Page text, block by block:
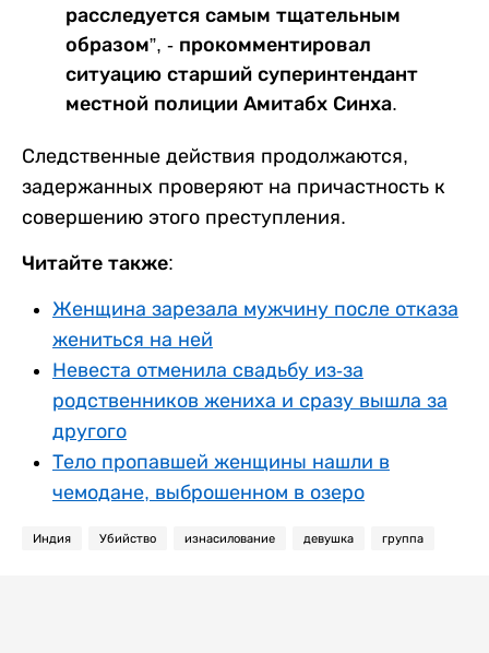
расследуется самым тщательным
образом”, - прокомментировал
ситуацию старший суперинтендант
местной полиции Амитабх Синха.
Следственные действия продолжаются,
задержанных проверяют на причастность к
совершению этого преступления.
Читайте также:
Женщина зарезала мужчину после отказа
жениться на ней
Невеста отменила свадьбу из-за
родственников жениха и сразу вышла за
другого
Тело пропавшей женщины нашли в
чемодане, выброшенном в озеро
Индия Убийство изнасилование девушка группа